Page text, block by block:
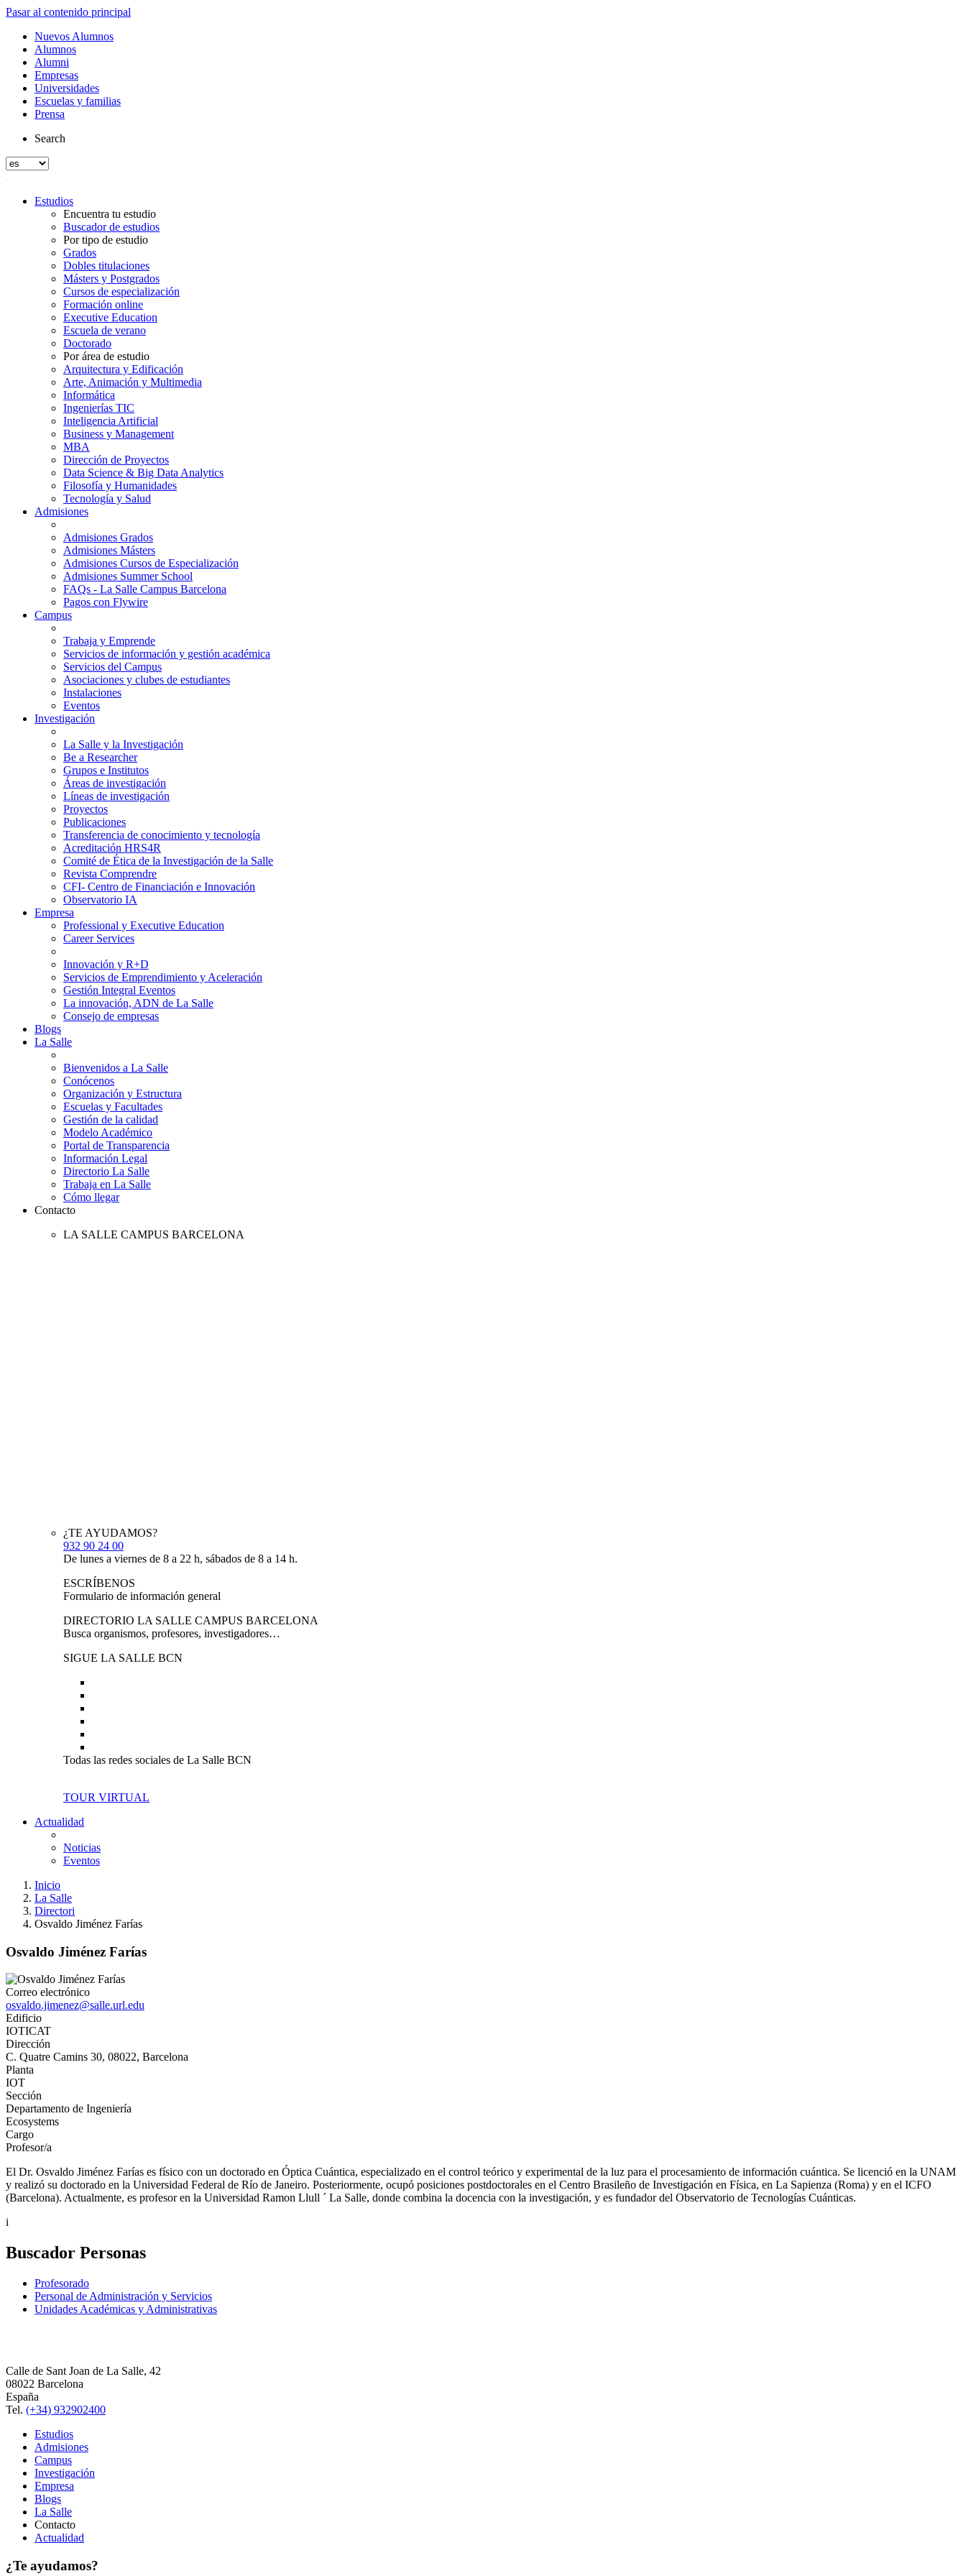
Pasar al contenido principal
Nuevos Alumnos
Alumnos
Alumni
Empresas
Universidades
Escuelas y familias
Prensa
Search
Estudios
Encuentra tu estudio
Buscador de estudios
Por tipo de estudio
Grados
Dobles titulaciones
Másters y Postgrados
Cursos de especialización
Formación online
Executive Education
Escuela de verano
Doctorado
Por área de estudio
Arquitectura y Edificación
Arte, Animación y Multimedia
Informática
Ingenierías TIC
Inteligencia Artificial
Business y Management
MBA
Dirección de Proyectos
Data Science & Big Data Analytics
Filosofía y Humanidades
Tecnología y Salud
Admisiones
Admisiones Grados
Admisiones Másters
Admisiones Cursos de Especialización
Admisiones Summer School
FAQs - La Salle Campus Barcelona
Pagos con Flywire
Campus
Trabaja y Emprende
Servicios de información y gestión académica
Servicios del Campus
Asociaciones y clubes de estudiantes
Instalaciones
Eventos
Investigación
La Salle y la Investigación
Be a Researcher
Grupos e Institutos
Áreas de investigación
Líneas de investigación
Proyectos
Publicaciones
Transferencia de conocimiento y tecnología
Acreditación HRS4R
Comité de Ética de la Investigación de la Salle
Revista Comprendre
CFI- Centro de Financiación e Innovación
Observatorio IA
Empresa
Professional y Executive Education
Career Services
Innovación y R+D
Servicios de Emprendimiento y Aceleración
Gestión Integral Eventos
La innovación, ADN de La Salle
Consejo de empresas
Blogs
La Salle
Bienvenidos a La Salle
Conócenos
Organización y Estructura
Escuelas y Facultades
Gestión de la calidad
Modelo Académico
Portal de Transparencia
Información Legal
Directorio La Salle
Trabaja en La Salle
Cómo llegar
Contacto
LA SALLE CAMPUS BARCELONA
¿TE AYUDAMOS?
932 90 24 00
De lunes a viernes de 8 a 22 h, sábados de 8 a 14 h.
ESCRÍBENOS
Formulario de información general
DIRECTORIO LA SALLE CAMPUS BARCELONA
Busca organismos, profesores, investigadores…
SIGUE LA SALLE BCN
Todas las redes sociales de La Salle BCN
TOUR VIRTUAL
Actualidad
Noticias
Eventos
Inicio
La Salle
Directori
Osvaldo Jiménez Farías
Osvaldo Jiménez Farías
Correo electrónico
osvaldo.jimenez@salle.url.edu
Edificio
IOTICAT
Dirección
C. Quatre Camins 30, 08022, Barcelona
Planta
IOT
Sección
Departamento de Ingeniería
Ecosystems
Cargo
Profesor/a
El Dr. Osvaldo Jiménez Farías es físico con un doctorado en Óptica Cuántica, especializado en el control teórico y experimental de la luz para el procesamiento de información cuántica. Se licenció en la UNAM
y realizó su doctorado en la Universidad Federal de Río de Janeiro. Posteriormente, ocupó posiciones postdoctorales en el Centro Brasileño de Investigación en Física, en La Sapienza (Roma) y en el ICFO
(Barcelona). Actualmente, es profesor en la Universidad Ramon Llull ´ La Salle, donde combina la docencia con la investigación, y es fundador del Observatorio de Tecnologías Cuánticas.
i
Buscador Personas
Profesorado
Personal de Administración y Servicios
Unidades Académicas y Administrativas
Calle de Sant Joan de La Salle, 42
08022 Barcelona
España
Tel. (+34) 932902400
Estudios
Admisiones
Campus
Investigación
Empresa
Blogs
La Salle
Contacto
Actualidad
¿Te ayudamos?